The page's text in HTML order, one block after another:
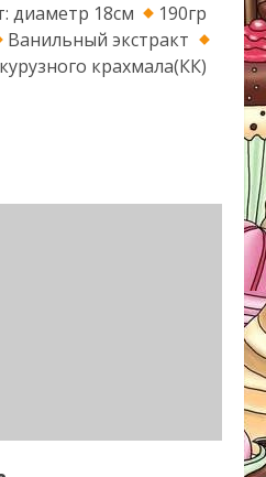
диаметр 18см
190гр
Ванильный экстракт
крахмала(КК)